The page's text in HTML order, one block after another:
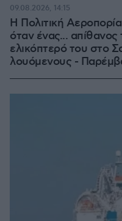
Η Πολιτική
όταν ένας...
ελικόπτερό του στο
λουόμενους -
09.08.2026, 14:15